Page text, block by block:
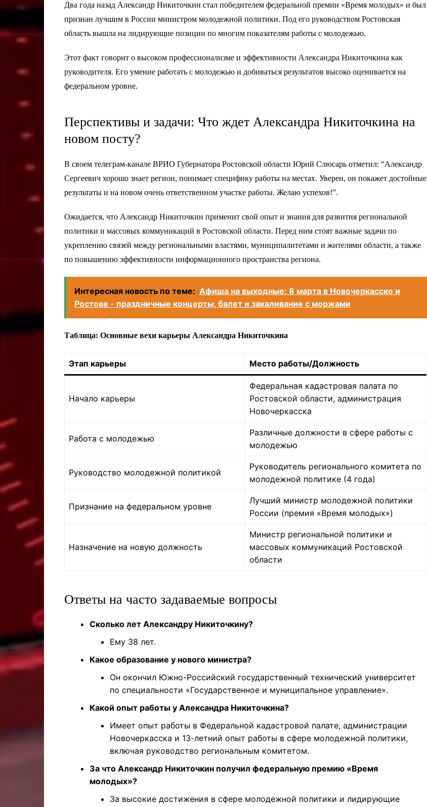
Два года назад Александр Никиточкин стал победителем федеральной премии «Время молодых» и был
признан лучшим в России министром молодежной политики. Под его руководством Ростовская
область вышла на лидирующие позиции по многим показателям работы с молодежью.
Этот факт говорит о высоком профессионализме и эффективности Александра Никиточкина как
руководителя. Его умение работать с молодежью и добиваться результатов высоко оценивается на
федеральном уровне.
Перспективы и задачи: Что ждет Александра Никиточкина на
новом посту?
В своем телеграм-канале ВРИО Губернатора Ростовской области Юрий Слюсарь отметил: “Александр
Сергеевич хорошо знает регион, понимает специфику работы на местах. Уверен, он покажет достойные
результаты и на новом очень ответственном участке работы. Желаю успехов!”.
Ожидается, что Александр Никиточкин применит свой опыт и знания для развития региональной
политики и массовых коммуникаций в Ростовской области. Перед ним стоят важные задачи по
укреплению связей между региональными властями, муниципалитетами и жителями области, а также
по повышению эффективности информационного пространства региона.
Интересная новость по теме: Афиша на выходные: 8 марта в Новочеркасске и
Ростове - праздничные концерты, балет и закаливание с моржами
Таблица: Основные вехи карьеры Александра Никиточкина
Этап карьеры Место работы/Должность
Начало карьеры
Федеральная кадастровая палата по
Ростовской области, администрация
Новочеркасска
Работа с молодежью
Различные должности в сфере работы с
молодежью
Руководство молодежной политикой
Руководитель регионального комитета по
молодежной политике (4 года)
Признание на федеральном уровне
Лучший министр молодежной политики
России (премия «Время молодых»)
Назначение на новую должность
Министр региональной политики и
массовых коммуникаций Ростовской
области
Ответы на часто задаваемые вопросы
Сколько лет Александру Никиточкину?
Ему 38 лет.
Какое образование у нового министра?
Он окончил Южно-Российский государственный технический университет
по специальности «Государственное и муниципальное управление».
Какой опыт работы у Александра Никиточкина?
Имеет опыт работы в Федеральной кадастровой палате, администрации
Новочеркасска и 13-летний опыт работы в сфере молодежной политики,
включая руководство региональным комитетом.
За что Александр Никиточкин получил федеральную премию «Время
молодых»?
За высокие достижения в сфере молодежной политики и лидирующие